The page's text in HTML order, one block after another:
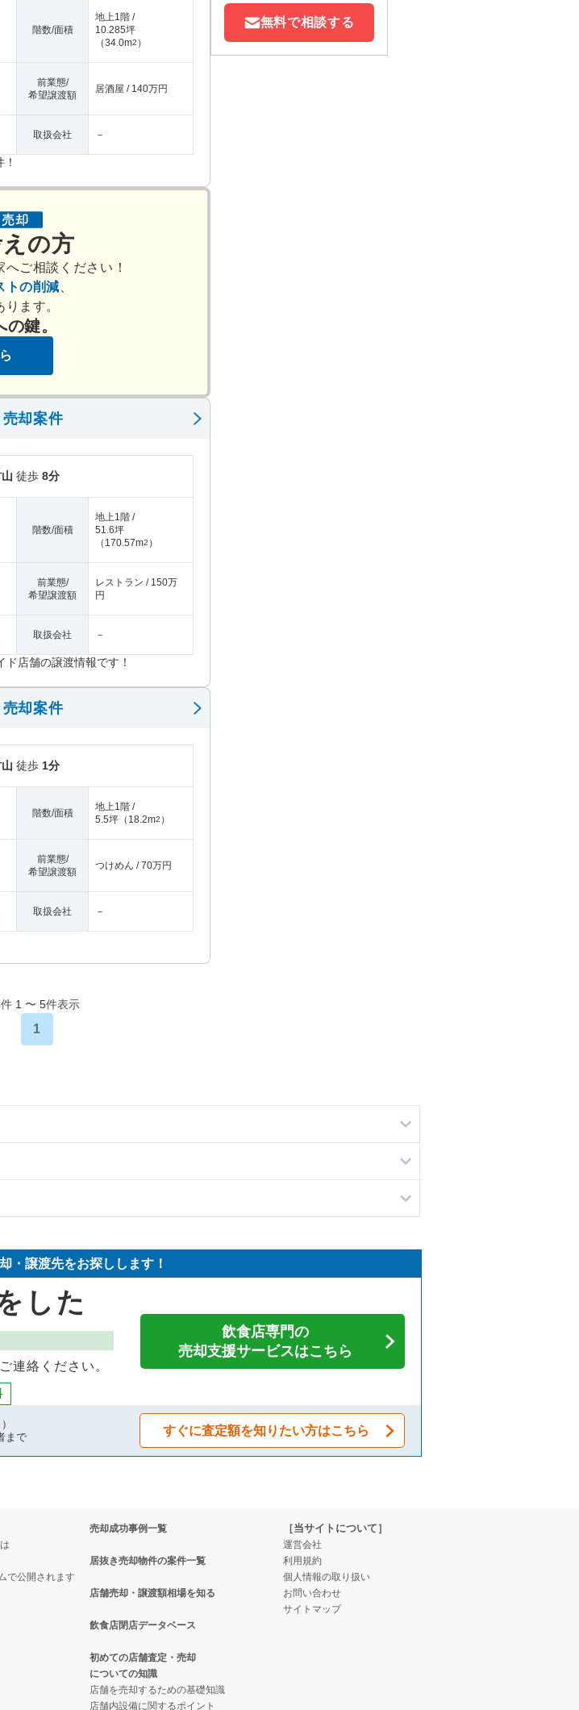
階数/面積
地上1階 /
10.285坪
（34.0m2 ）
前業態/
希望譲渡額
居酒屋 / 140万円
取扱会社 －
の方
ご相談ください！
トの削減
ます。
鍵。
却案件
徒歩 8分
階数/面積
地上1階 /
51.6坪
（ 170.57m2 ）
前業態/
希望譲渡額
レストラン / 150万
円
取扱会社 －
店舗の譲渡情報です！
却案件
徒歩 1分
階数/面積
地上1階 /
5.5坪 （ 18.2m2 ）
前業態/
希望譲渡額
つけめん / 70万円
取扱会社 －
無料で相談する
件 1 〜 5件表示
1
覧
・譲渡先をお探しします！
した
連絡ください。
飲食店専門の
売却支援サービスはこちら
まで
すぐに査定額を知りたい方はこちら
で公開されます
売却成功事例一覧
居抜き売却物件の案件一覧
店舗売却・譲渡額相場を知る
飲食店閉店データベース
初めての店舗査定・売却
についての知識
店舗を売却するための基礎知識
店舗内設備に関するポイント
［当サイトについて］
運営会社
利用規約
個人情報の取り扱い
お問い合わせ
サイトマップ